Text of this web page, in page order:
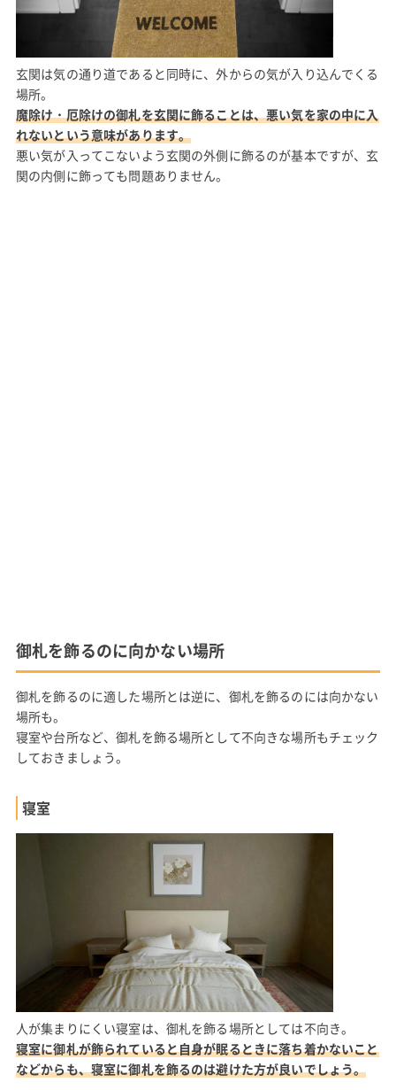
玄関は気の通り道であると同時に、外からの気が入り込んでくる
場所。
魔除け・厄除けの御札を玄関に飾ることは、悪い気を家の中に入
れないという意味があります。
悪い気が入ってこないよう玄関の外側に飾るのが基本ですが、玄
関の内側に飾っても問題ありません。
御札を飾るのに向かない場所
御札を飾るのに適した場所とは逆に、御札を飾るのには向かない
場所も。
寝室や台所など、御札を飾る場所として不向きな場所もチェック
しておきましょう。
寝室
人が集まりにくい寝室は、御札を飾る場所としては不向き。
寝室に御札が飾られていると自身が眠るときに落ち着かないこと
などからも、寝室に御札を飾るのは避けた方が良いでしょう。